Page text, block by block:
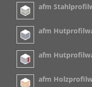
afm
afm
afm
afm